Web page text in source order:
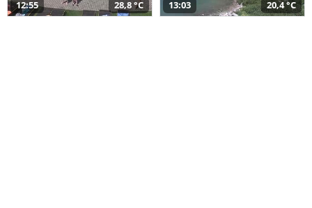
12:55 28,8 °C 13:03 20,4 °C